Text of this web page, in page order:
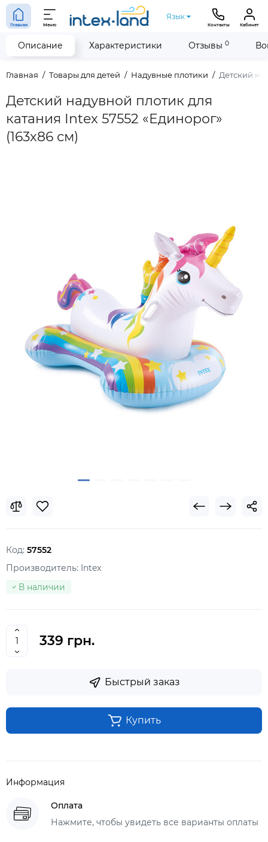
Главная Меню
Язык
Контакты Кабинет
Главная Товары для детей Надувные плотики Детский
Детский надувной плотик для
катания Intex 57552 «Единорог»
(163х86 см)
Код: 57552
Производитель: Intex
В наличии
339 грн.
Быстрый заказ
Купить
Информация
Оплата
Нажмите, чтобы увидеть все варианты оплаты
Описание Характеристики Отзывы 0